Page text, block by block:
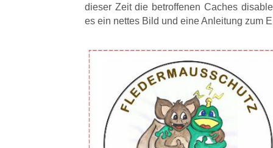
dieser Zeit die betroffenen Caches
es ein nettes Bild und eine Anleitung zum